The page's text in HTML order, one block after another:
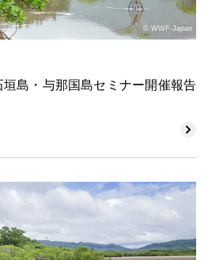
© WWF-Japan
島・与那国島セミナー開催報告